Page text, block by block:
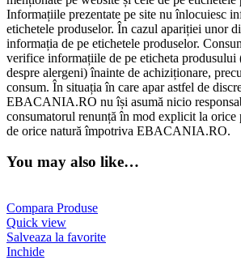
Informațiile prezentate pe site nu înlocuiesc
etichetele produselor. În cazul apariției unor
informația de pe etichetele produselor.
verifice informațiile de pe eticheta produsului
despre alergeni) înainte de achiziționare,
consum. În situația în care apar astfel de
EBACANIA.RO nu își asumă nicio
consumatorul renunță în mod explicit la orice
de orice natură împotriva EBACANIA.RO.
You may also like…
Compara Produse
Quick view
Salveaza la favorite
Inchide